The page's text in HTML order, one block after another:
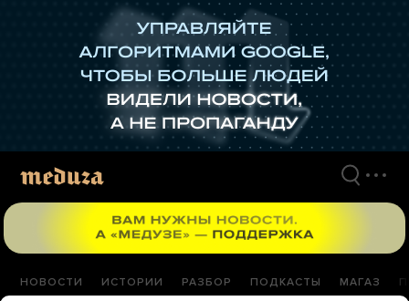
НОВОСТИ ИСТОРИИ РАЗБОР ПОДКАСТЫ МАГАЗ